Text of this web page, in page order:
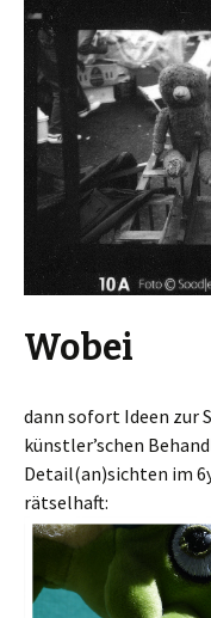
Wobei
dann sofort Ideen zur
künstler’schen
Detail(an)sichten im
rätselhaft: